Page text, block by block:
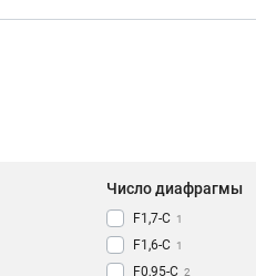
Число диафрагмы
F1,7-С 1
F1,6-С 1
F0,95-С 2